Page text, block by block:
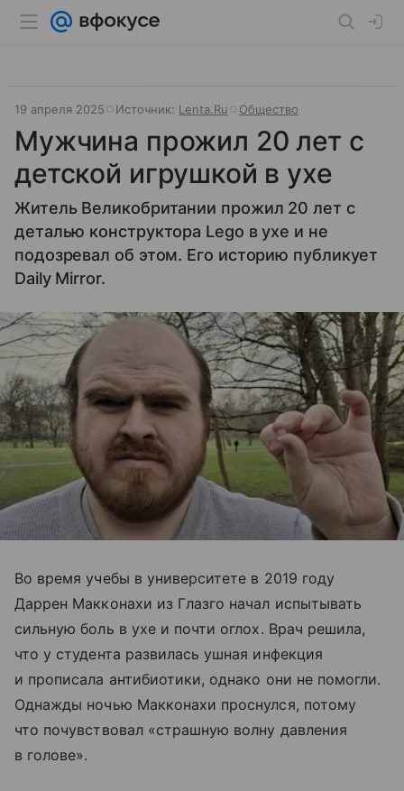
19 апреля 2025 Источник: Lenta.Ru Общество
Мужчина прожил 20 лет с
детской игрушкой в ухе
Житель Великобритании прожил 20 лет с
деталью конструктора Lego в ухе и не
подозревал об этом. Его историю публикует
Daily Mirror.
Во время учебы в университете в 2019 году
Даррен Макконахи из Глазго начал испытывать
сильную боль в ухе и почти оглох. Врач решила,
что у студента развилась ушная инфекция
и прописала антибиотики, однако они не помогли.
Однажды ночью Макконахи проснулся, потому
что почувствовал «страшную волну давления
в голове».